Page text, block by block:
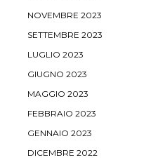
NOVEMBRE 2023
SETTEMBRE 2023
LUGLIO 2023
GIUGNO 2023
MAGGIO 2023
FEBBRAIO 2023
GENNAIO 2023
DICEMBRE 2022